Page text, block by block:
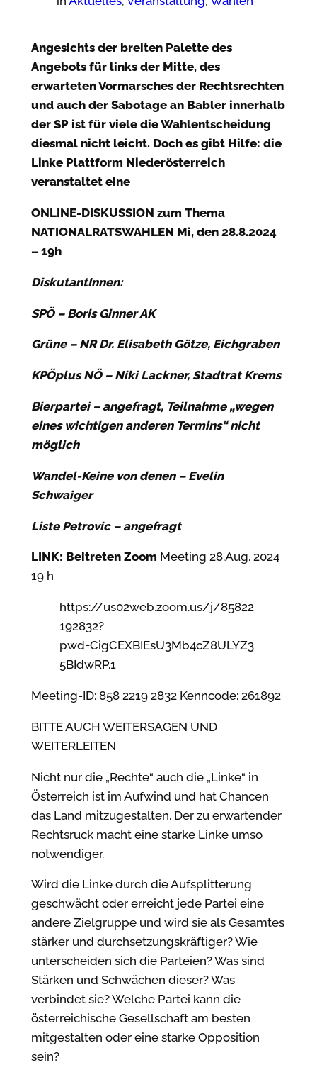
Angesichts der breiten Palette des
Angebots für links der Mitte, des
erwarteten Vormarsches der Rechtsrechten
und auch der Sabotage an Babler innerhalb
der SP ist für viele die Wahlentscheidung
diesmal nicht leicht. Doch es gibt Hilfe: die
Linke Plattform Niederösterreich
veranstaltet eine
ONLINE-DISKUSSION zum Thema
NATIONALRATSWAHLEN Mi, den 28.8.2024
– 19h
DiskutantInnen:
SPÖ – Boris Ginner AK
Grüne – NR Dr. Elisabeth Götze, Eichgraben
KPÖplus NÖ – Niki Lackner, Stadtrat Krems
Bierpartei – angefragt, Teilnahme „wegen
eines wichtigen anderen Termins“ nicht
möglich
Wandel-Keine von denen – Evelin
Schwaiger
Liste Petrovic – angefragt
LINK: Beitreten Zoom Meeting 28.Aug. 2024
19 h
https://us02web.zoom.us/j/85822
192832?
pwd=CigCEXBIEsU3Mb4cZ8ULYZ3
5BIdwRP.1
Meeting-ID: 858 2219 2832 Kenncode: 261892
BITTE AUCH WEITERSAGEN UND
WEITERLEITEN
Nicht nur die „Rechte“ auch die „Linke“ in
Österreich ist im Aufwind und hat Chancen
das Land mitzugestalten. Der zu erwartender
Rechtsruck macht eine starke Linke umso
notwendiger.
Wird die Linke durch die Aufsplitterung
geschwächt oder erreicht jede Partei eine
andere Zielgruppe und wird sie als Gesamtes
stärker und durchsetzungskräftiger? Wie
unterscheiden sich die Parteien? Was sind
Stärken und Schwächen dieser? Was
verbindet sie? Welche Partei kann die
österreichische Gesellschaft am besten
mitgestalten oder eine starke Opposition
sein?